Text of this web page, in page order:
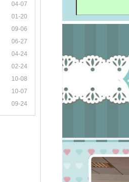
04-07
01-20
09-06
06-27
04-24
02-24
10-08
10-07
09-24